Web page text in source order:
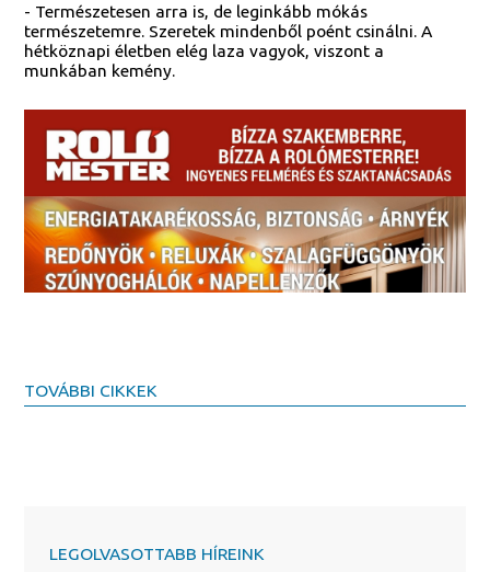
- Természetesen arra is, de leginkább mókás
természetemre. Szeretek mindenből poént csinálni. A
hétköznapi életben elég laza vagyok, viszont a
munkában kemény.
TOVÁBBI CIKKEK
LEGOLVASOTTABB HÍREINK